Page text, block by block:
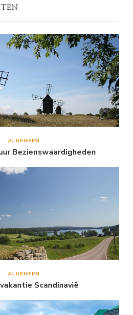
ALGEMEEN
Bezienswaardigheden
ALGEMEEN
Scandinavië